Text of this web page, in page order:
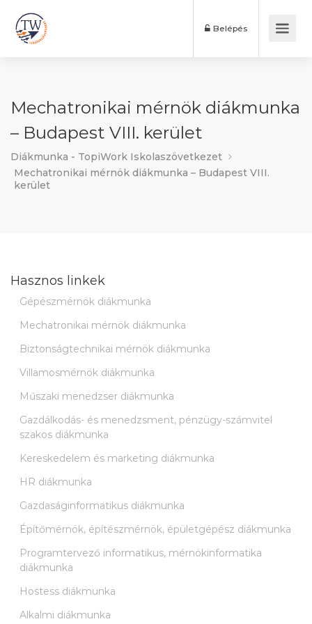
Belépés
Mechatronikai mérnök diákmunka
– Budapest VIII. kerület
Diákmunka - TopiWork Iskolaszövetkezet
Mechatronikai mérnök diákmunka – Budapest VIII.
kerület
Hasznos linkek
Gépészmérnök diákmunka
Mechatronikai mérnök diákmunka
Biztonságtechnikai mérnök diákmunka
Villamosmérnök diákmunka
Műszaki menedzser diákmunka
Gazdálkodás- és menedzsment, pénzügy-számvitel
szakos diákmunka
Kereskedelem és marketing diákmunka
HR diákmunka
Gazdaságinformatikus diákmunka
Építőmérnök, építészmérnök, épületgépész diákmunka
Programtervező informatikus, mérnökinformatika
diákmunka
Hostess diákmunka
Alkalmi diákmunka